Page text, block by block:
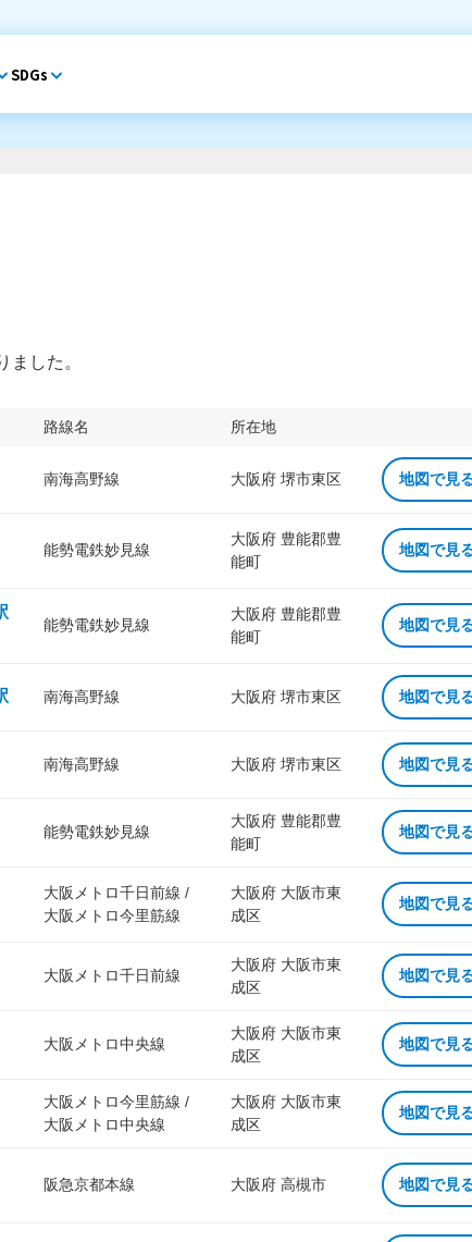
SDGs
ました。
路線名 所在地
南海高野線 大阪府 堺市東区 地図で見
能勢電鉄妙見線
大阪府 豊能郡豊
能町
地図で見
能勢電鉄妙見線
大阪府 豊能郡豊
能町
地図で見
南海高野線 大阪府 堺市東区 地図で見
南海高野線 大阪府 堺市東区 地図で見
能勢電鉄妙見線
大阪府 豊能郡豊
能町
地図で見
大阪メトロ千日前線 /
大阪メトロ今里筋線
大阪府 大阪市東
成区
地図で見
大阪メトロ千日前線
大阪府 大阪市東
成区
地図で見
大阪メトロ中央線
大阪府 大阪市東
成区
地図で見
大阪メトロ今里筋線 /
大阪メトロ中央線
大阪府 大阪市東
成区
地図で見
阪急京都本線 大阪府 高槻市 地図で見